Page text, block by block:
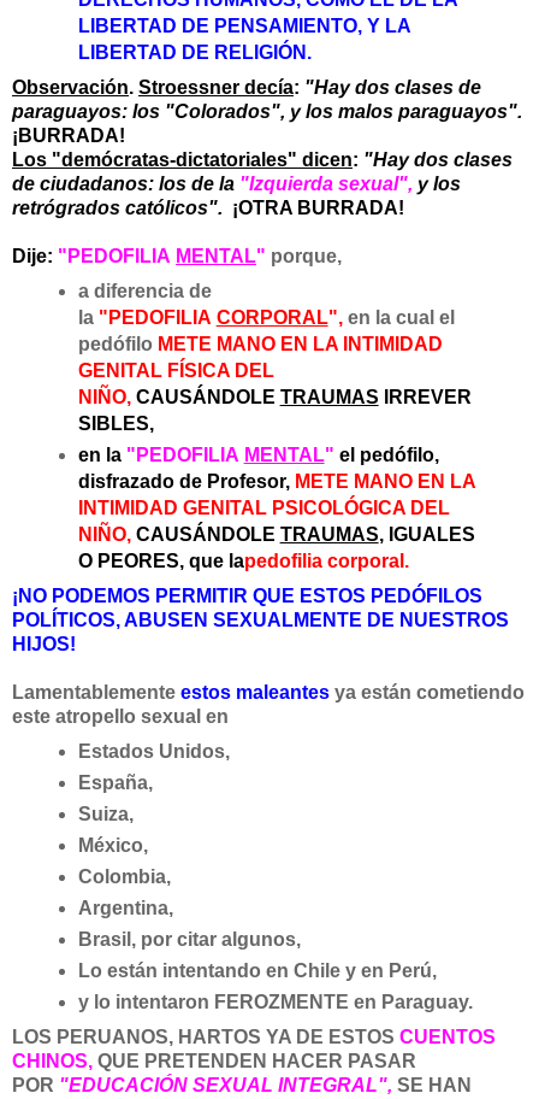
LIBERTAD DE PENSAMIENTO, Y LA
LIBERTAD DE RELIGIÓN.
Observación. Stroessner decía: "Hay dos clases de
paraguayos: los "Colorados", y los malos paraguayos".
¡BURRADA!
Los "demócratas-dictatoriales" dicen: "Hay dos clases
de ciudadanos: los de la "Izquierda sexual", y los
retrógrados católicos". ¡OTRA BURRADA!
Dije: "PEDOFILIA MENTAL" porque,
a diferencia de
la "PEDOFILIA CORPORAL", en la cual el
pedófilo METE MANO EN LA INTIMIDAD
GENITAL FÍSICA DEL
NIÑO, CAUSÁNDOLE TRAUMAS IRREVER
SIBLES,
en la "PEDOFILIA MENTAL" el pedófilo,
disfrazado de Profesor, METE MANO EN LA
INTIMIDAD GENITAL PSICOLÓGICA DEL
NIÑO, CAUSÁNDOLE TRAUMAS, IGUALES
O PEORES, que lapedofilia corporal.
¡NO PODEMOS PERMITIR QUE ESTOS PEDÓFILOS
POLÍTICOS, ABUSEN SEXUALMENTE DE NUESTROS
HIJOS!
Lamentablemente estos maleantes ya están cometiendo
este atropello sexual en
Estados Unidos,
España,
Suiza,
México,
Colombia,
Argentina,
Brasil, por citar algunos,
Lo están intentando en Chile y en Perú,
y lo intentaron FEROZMENTE en Paraguay.
LOS PERUANOS, HARTOS YA DE ESTOS CUENTOS
CHINOS, QUE PRETENDEN HACER PASAR
POR "EDUCACIÓN SEXUAL INTEGRAL", SE HAN